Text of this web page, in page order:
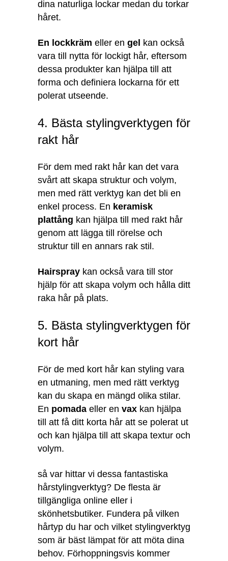
dina naturliga lockar medan du torkar
håret.
En lockkräm eller en gel kan också
vara till nytta för lockigt hår, eftersom
dessa produkter kan hjälpa till att
forma och definiera lockarna för ett
polerat utseende.
4. Bästa stylingverktygen för
rakt hår
För dem med rakt hår kan det vara
svårt att skapa struktur och volym,
men med rätt verktyg kan det bli en
enkel process. En keramisk
plattång kan hjälpa till med rakt hår
genom att lägga till rörelse och
struktur till en annars rak stil.
Hairspray kan också vara till stor
hjälp för att skapa volym och hålla ditt
raka hår på plats.
5. Bästa stylingverktygen för
kort hår
För de med kort hår kan styling vara
en utmaning, men med rätt verktyg
kan du skapa en mängd olika stilar.
En pomada eller en vax kan hjälpa
till att få ditt korta hår att se polerat ut
och kan hjälpa till att skapa textur och
volym.
så var hittar vi dessa fantastiska
hårstylingverktyg? De flesta är
tillgängliga online eller i
skönhetsbutiker. Fundera på vilken
hårtyp du har och vilket stylingverktyg
som är bäst lämpat för att möta dina
behov. Förhoppningsvis kommer